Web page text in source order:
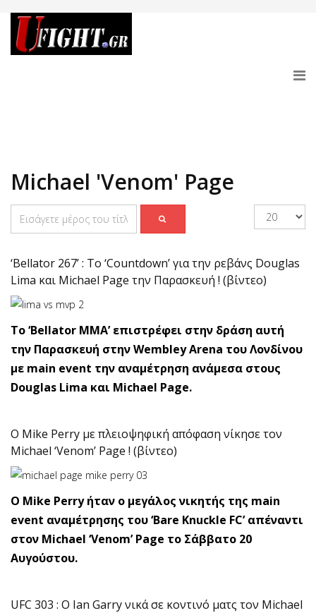
Michael 'Venom' Page
‘Bellator 267’ : Το ‘Countdown’ για την ρεβάνς Douglas
Lima και Michael Page την Παρασκευή ! (βίντεο)
To ‘Bellator MMA’ επιστρέφει στην δράση αυτή
την Παρασκευή στην Wembley Arena του Λονδίνου
με main event την αναμέτρηση ανάμεσα στους
Douglas Lima και Michael Page.
O Mike Perry με πλειοψηφική απόφαση νίκησε τον
Michael ‘Venom’ Page ! (βίντεο)
Ο Mike Perry ήταν ο μεγάλος νικητής της main
event αναμέτρησης του ‘Bare Knuckle FC’ απέναντι
στον Michael ‘Venom’ Page το Σάββατο 20
Αυγούστου.
UFC 303 : Ο Ian Garry νικά σε κοντινό ματς τον Michael